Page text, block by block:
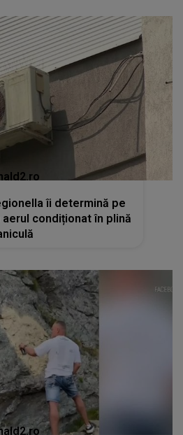
îi determină pe
condiționat în plină